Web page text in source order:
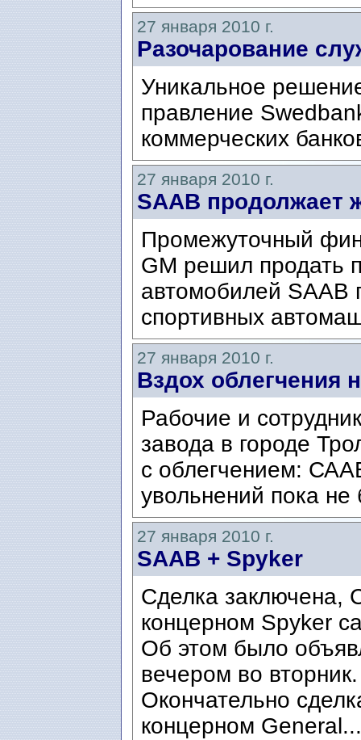
27 января 2010 г.
Разочарование
Уникальное
правление
коммерческих
27 января 2010 г.
SAAB продолжает
Промежуточный
GM решил продать
автомобилей SAAB
спортивных
27 января 2010 г.
Вздох облегчения
Рабочие и
завода в городе
с облегчением:
увольнений пока не
27 января 2010 г.
SAAB + Spyker
Сделка заключена,
концерном Spyker
Об этом было
вечером во вторник.
Окончательно
концерном